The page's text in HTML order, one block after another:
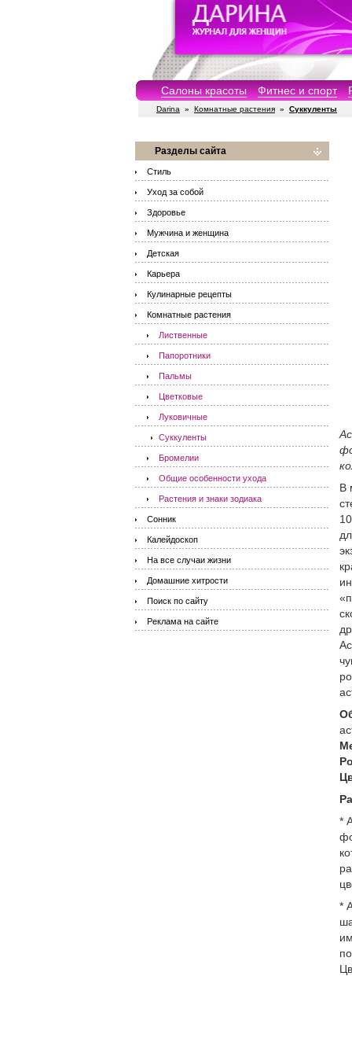
Салоны красоты Фитнес и спорт
Darina » Комнатные растения » Суккуленты
Разделы сайта
Стиль
Уход за собой
Здоровье
Мужчина и женщина
Детская
Карьера
Кулинарные рецепты
Комнатные растения
Лиственные
Папоротники
Пальмы
Цветковые
Луковичные
Суккуленты
Бромелии
Общие особенности ухода
Растения и знаки зодиака
Сонник
Калейдоскоп
На все случаи жизни
Домашние хитрости
Поиск по сайту
Реклама на сайте
В
*
*